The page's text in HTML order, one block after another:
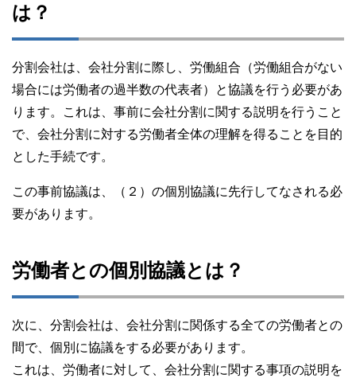
は？
分割会社は、会社分割に際し、労働組合（労働組合がない
場合には労働者の過半数の代表者）と協議を行う必要があ
ります。これは、事前に会社分割に関する説明を行うこと
で、会社分割に対する労働者全体の理解を得ることを目的
とした手続です。
この事前協議は、（２）の個別協議に先行してなされる必
要があります。
労働者との個別協議とは？
次に、分割会社は、会社分割に関係する全ての労働者との
間で、個別に協議をする必要があります。
これは、労働者に対して、会社分割に関する事項の説明を